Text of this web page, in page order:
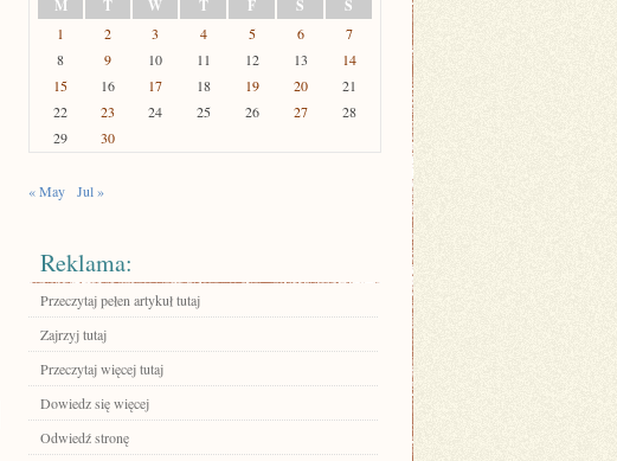
M
T W T F S S
1 2 3 4 5 6
7
8
9 10 11 12 13
14
15
16 17 18 19 20
21
22
23 24 25 26 27
28
29
30
« May Jul »
Reklama:
Przeczytaj pełen artykuł tutaj
Zajrzyj tutaj
Przeczytaj więcej tutaj
Dowiedz się więcej
Odwiedź stronę